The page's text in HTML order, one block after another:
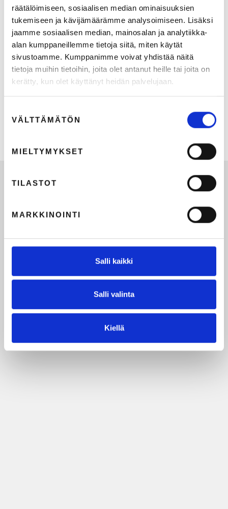
räätälöimiseen, sosiaalisen median ominaisuuksien
tukemiseen ja kävijämäärämme analysoimiseen. Lisäksi
jaamme sosiaalisen median, mainosalan ja analytiikka-
alan kumppaneillemme tietoja siitä, miten käytät
sivustoamme. Kumppanimme voivat yhdistää näitä
tietoja muihin tietoihin, joita olet antanut heille tai joita on
kerätty, kun olet käyttänyt heidän palvelujaan.
valinta
VÄLTTÄMÄTÖN
MIELTYMYKSET
TILASTOT
MARKKINOINTI
Salli kaikki
Salli valinta
Kiellä
Kaksi sekuntia.